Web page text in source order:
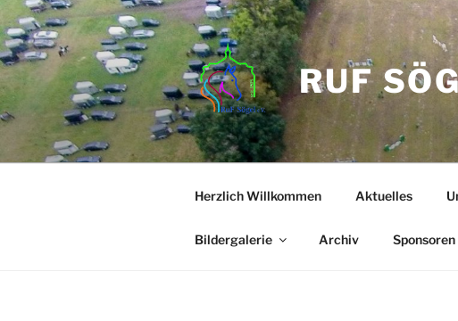
Zum
Inhalt
springen
RUF
Herzlich Willkommen Aktuelles
Bildergalerie Archiv Sponsoren